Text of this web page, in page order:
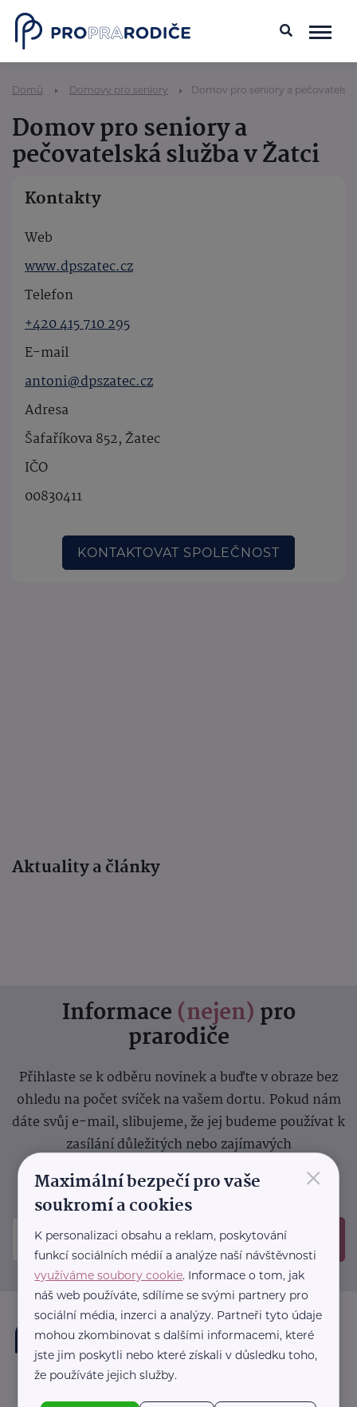
Domů Domovy pro seniory Domov pro seniory a
Domov pro seniory a
pečovatelská služba v Žatci
Kontakty
Web
www.dpszatec.cz
Telefon
+420 415 710 295
E-mail
antoni@dpszatec.cz
Adresa
Šafaříkova 852, Žatec
IČO
00830411
KONTAKTOVAT SPOLEČNOST
Aktuality a články
Informace (nejen) pro
prarodiče
Přihlaste se k odběru novinek a buďte v obraze bez
ohledu na počet svíček na vašem dortu. Pokud nám
dáte svůj e-mail, slibujeme, že jej budeme používat k
zasílání důležitých nebo zajímavých
Prosíme, zkontrolujte si svoji emailovou
schránku, kam jsme poslali potvrzovací e-mail.
Odeslat
×
Maximální bezpečí pro vaše
soukromí a cookies
K personalizaci obsahu a reklam, poskytování
funkcí sociálních médií a analýze naší návštěvnosti
využíváme soubory cookie. Informace o tom, jak
náš web používáte, sdílíme se svými partnery pro
sociální média, inzerci a analýzy. Partneři tyto údaje
mohou zkombinovat s dalšími informacemi, které
jste jim poskytli nebo které získali v důsledku toho,
že používáte jejich služby.